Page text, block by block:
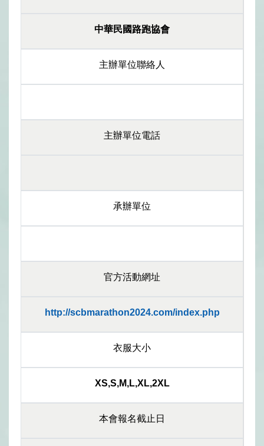
中華民國路跑協會
主辦單位聯絡人
主辦單位電話
承辦單位
官方活動網址
http://scbmarathon2024.com/index.php
衣服大小
XS,S,M,L,XL,2XL
本會報名截止日